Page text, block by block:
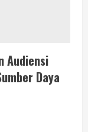
Audiensi
Daya